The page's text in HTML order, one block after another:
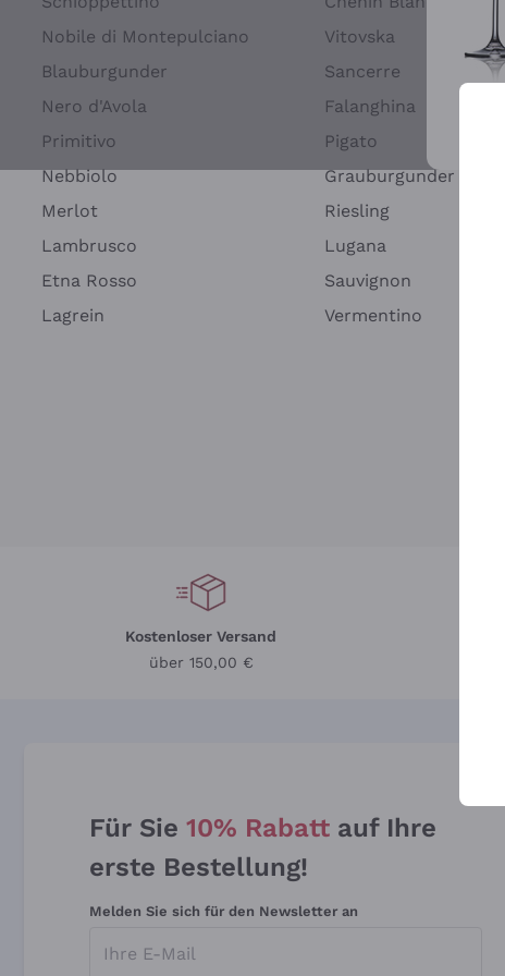
Nobile di Montepulciano
Blauburgunder
Nero d'Avola
Primitivo
Nebbiolo
Merlot
Lambrusco
Etna Rosso
Lagrein
Vitovska
Sancerre
Falanghina
Pigato
Grauburgunder
Riesling
Lugana
Sauvignon
Vermentino
Kostenloser Versand
über 150,00 €
Für Sie 10% Rabatt auf Ihre
erste Bestellung!
Melden Sie sich für den Newsletter an